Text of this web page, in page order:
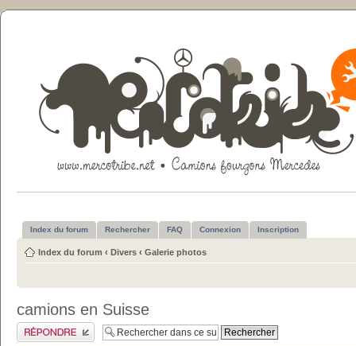
Index du forum Rechercher FAQ Connexion Inscription
Index du forum ‹ Divers ‹ Galerie photos
camions en Suisse
Publier une réponse